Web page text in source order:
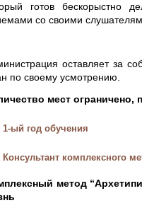
готов бескорыстно
со своими
оставляет за
по своему усмотрению.
мест ограничено,
1-ый год обучения
Консультант комплексного
метод